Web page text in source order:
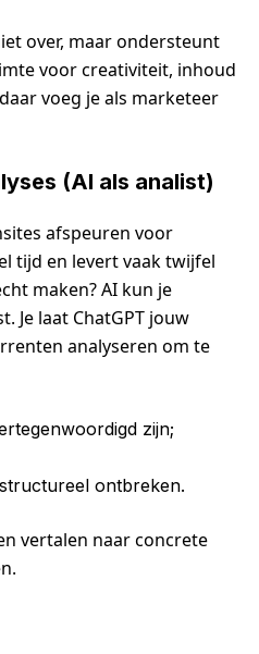
over, maar ondersteunt
voor creativiteit, inhoud
voeg je als marketeer
(AI als analist)
afspeuren voor
tijd en levert vaak twijfel
maken? AI kun je
Je laat ChatGPT jouw
analyseren om te
zijn;
ontbreken.
vertalen naar concrete